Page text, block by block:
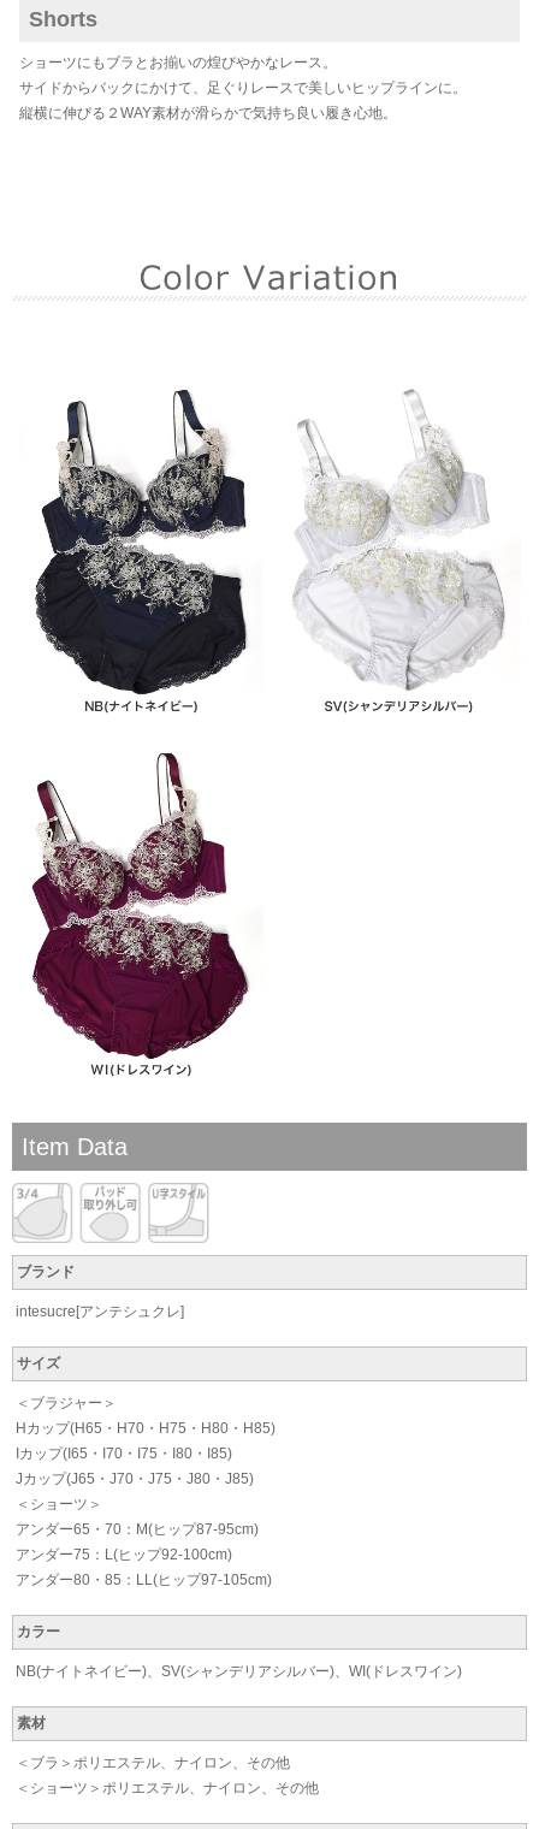
Shorts
ショーツにもブラとお揃いの煌びやかなレース。
サイドからバックにかけて、足ぐりレースで美しいヒップラインに。
縦横に伸びる２WAY素材が滑らかで気持ち良い履き心地。
Item Data
ブランド
intesucre[アンテシュクレ]
サイズ
＜ブラジャー＞
Hカップ(H65・H70・H75・H80・H85)
Iカップ(I65・I70・I75・I80・I85)
Jカップ(J65・J70・J75・J80・J85)
＜ショーツ＞
アンダー65・70：M(ヒップ87-95cm)
アンダー75：L(ヒップ92-100cm)
アンダー80・85：LL(ヒップ97-105cm)
カラー
NB(ナイトネイビー)、SV(シャンデリアシルバー)、WI(ドレスワイン)
素材
＜ブラ＞ポリエステル、ナイロン、その他
＜ショーツ＞ポリエステル、ナイロン、その他